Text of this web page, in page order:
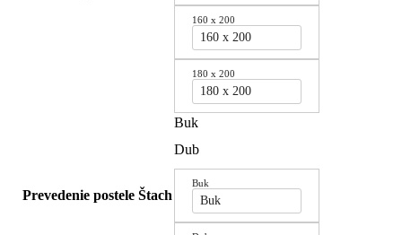
160 x 200
160 x 200
180 x 200
180 x 200
Prevedenie postele Štach
Buk
Dub
Buk
Buk